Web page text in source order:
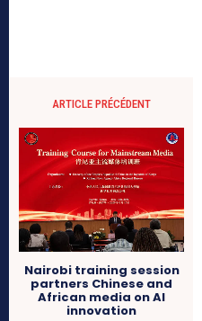
ARTICLE PRÉCÉDENT
Nairobi training session
partners Chinese and
African media on AI
innovation